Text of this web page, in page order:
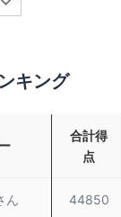
キング
合計得
点
ん 44850